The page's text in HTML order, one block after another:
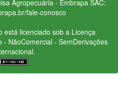
Agropecuária - Embrapa SAC:
fale-conosco
está licenciado sob a Licença
NãoComercial - SemDerivações